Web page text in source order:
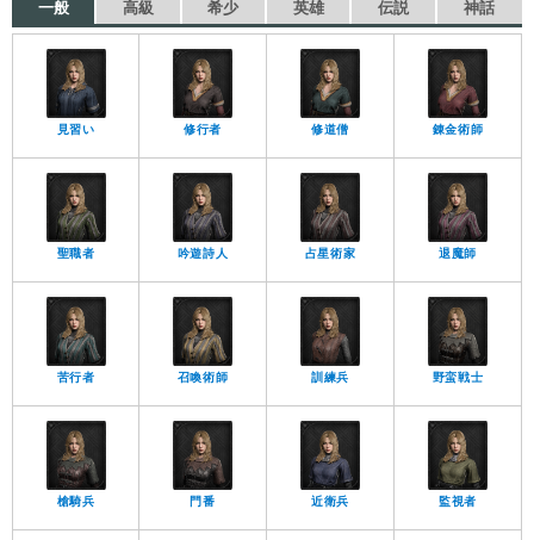
一般 高級 希少 英雄 伝説 神話
見習い 修行者 修道僧 錬金術師
聖職者 吟遊詩人 占星術家 退魔師
苦行者 召喚術師 訓練兵 野蛮戦士
槍騎兵 門番 近衛兵 監視者